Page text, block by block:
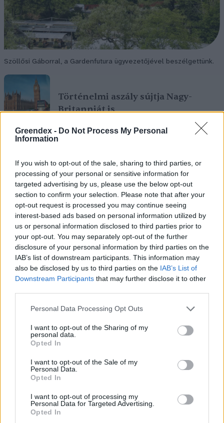
Greendex - Do Not Process My Personal
Information
If you wish to opt-out of the sale, sharing to third parties, or
processing of your personal or sensitive information for
targeted advertising by us, please use the below opt-out
section to confirm your selection. Please note that after your
opt-out request is processed you may continue seeing
interest-based ads based on personal information utilized by
us or personal information disclosed to third parties prior to
your opt-out. You may separately opt-out of the further
disclosure of your personal information by third parties on the
IAB’s list of downstream participants. This information may
also be disclosed by us to third parties on the IAB’s List of
Downstream Participants that may further disclose it to other
Personal Data Processing Opt Outs
I want to opt-out of the Sharing of my
personal data.
Opted In
I want to opt-out of the Sale of my
Personal Data.
Opted In
I want to opt-out of processing my
Personal Data for Targeted Advertising.
Opted In
Szöllősi Gáborral, a Gardenfutura ügyvezetőjével beszélgettünk.
Történelmi aszály sújtja Nagy-
Britanniát is
SZEMLE
mekkora a különbség az áradó és a
kiszáradó Duna között
ÉLŐ BOLYGÓNK
Még Paks kiesését is áthidalhatná a
megfelelő energiatárolás
Minden évszázadra jutott egy